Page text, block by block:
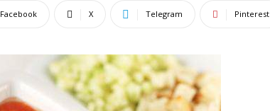
Facebook X Telegram Pinterest